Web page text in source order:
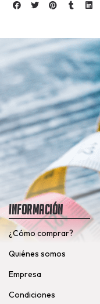
Información
¿Cómo comprar?
Quiénes somos
Empresa
Condiciones